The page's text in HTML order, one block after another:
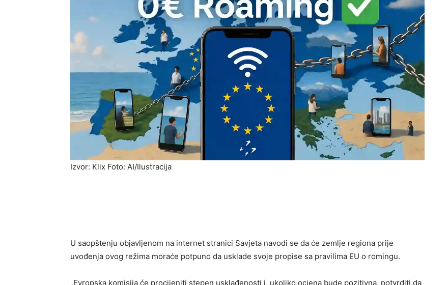
Izvor: Klix Foto: AI/Ilustracija
U saopštenju objavljenom na internet stranici Savjeta navodi se da će zemlje regiona prije
uvođenja ovog režima moraće potpuno da usklade svoje propise sa pravilima EU o romingu.
„Evropska komisija će procijeniti stepen usklađenosti i, ukoliko ocjena bude pozitivna, potvrditi da